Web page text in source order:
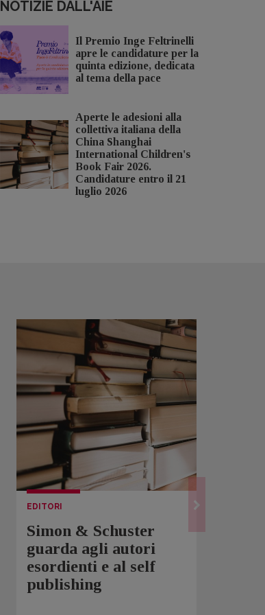
NOTIZIE DALL'AIE
Il Premio Inge Feltrinelli
apre le candidature per la
quinta edizione, dedicata
al tema della pace
Aperte le adesioni alla
collettiva italiana della
China Shanghai
International Children's
Book Fair 2026.
Candidature entro il 21
luglio 2026
EDITORI
Simon & Schuster
guarda agli autori
esordienti e al self
publishing